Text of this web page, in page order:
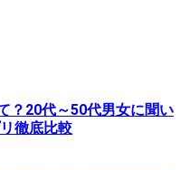
？20代～50代男女に聞い
徹底比較